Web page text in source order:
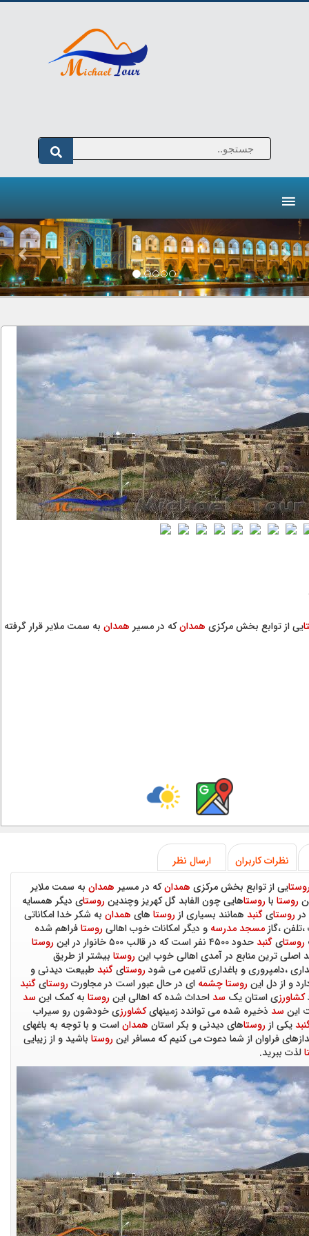
یی از توابع بخش مرکزی همدانکه در مسیر همدان به سمت ملایر قرار گرفته
نظرات کاربران
ارسال نظر
یی از توابع بخش مرکزی همدانکه در مسیر همدان به سمت ملایر
روستا باروستاهایی چون الفابد گل کهریز وچندینروستای دیگر همسایه
روستایگنبد همانند بسیاری از روستا های همدان به شکر خدا امکاناتی
،گاز مسجدمدرسه و دیگر امکانات خوب اهالیروستافراهم شده
روستایگنبدحدود ۴۵۰۰ نفر است که در قالب ۵۰۰ خانوار در این
روستا
اصلی ترین منابع در آمدی اهالی خوب اینروستا بیشتر از طریق
،دامپروری و باغداری تامین می شودروستایگنبد طبیعت دیدنی و
و از دل اینروستاچشمه ای در حال عبور است در مجاورتروستایگنبد
کشاورزی استان یک سداحداث شده که اهالی اینروستا به کمک اینسد
اینسد ذخیره شده می تواندد زمینهایکشاورزی خودشون رو سیراب
یکی از روستاهای دیدنی و بکر استان همداناست و با توجه به باغهای
فراوان از شما دعوت می کنیم که مسافر اینروستا باشید و از زیبایی
لذت ببرید.